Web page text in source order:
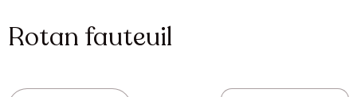
Rotan fauteuil